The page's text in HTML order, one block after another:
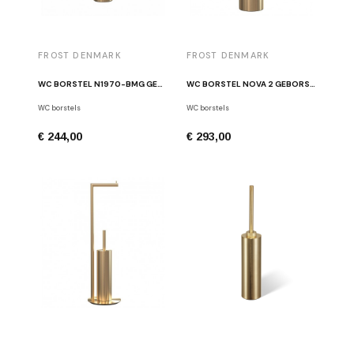
FROST DENMARK
WC BORSTEL N1970-BMG GEBORSTELD GOUD
WC borstels
€ 244,00
FROST DENMARK
WC BORSTEL NOVA 2 GEBORSTELD GOUD
WC borstels
€ 293,00